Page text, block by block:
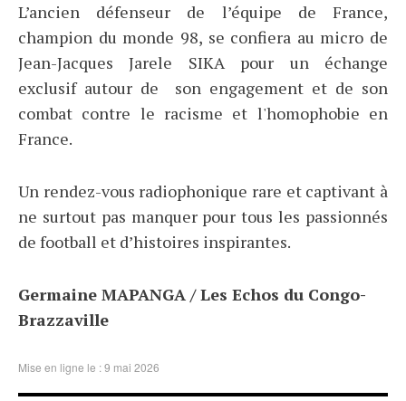
L’ancien défenseur de l’équipe de France,
champion du monde 98, se confiera au micro de
Jean-Jacques Jarele SIKA pour un échange
exclusif autour de son engagement et de son
combat contre le racisme et l'homophobie en
France.
Un rendez-vous radiophonique rare et captivant à
ne surtout pas manquer pour tous les passionnés
de football et d’histoires inspirantes.
Germaine MAPANGA / Les Echos du Congo-
Brazzaville
Mise en ligne le : 9 mai 2026